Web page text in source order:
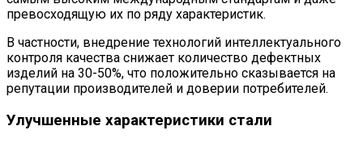
превосходящую их по ряду характеристик.
В частности, внедрение технологий интеллектуального
контроля качества снижает количество дефектных
изделий на 30-50%, что положительно сказывается на
репутации производителей и доверии потребителей.
Улучшенные характеристики стали